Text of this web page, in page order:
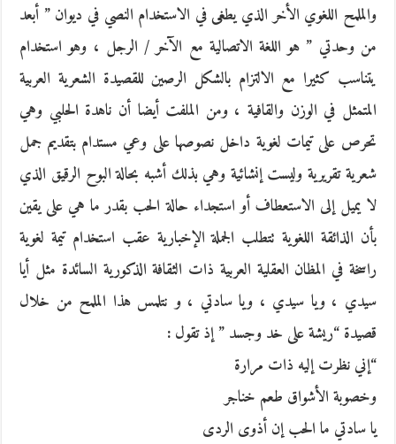
والملمح اللغوي الأخر الذي يطغى في الاستخدام النصي في ديوان ” أبعد
من وحدتي ” هو اللغة الاتصالية مع الآخر / الرجل ، وهو استخدام
يتناسب كثيرا مع الالتزام بالشكل الرصين للقصيدة الشعرية العربية
المتمثل في الوزن والقافية ، ومن الملفت أيضا أن ناهدة الحلبي وهي
تحرص على تيمات لغوية داخل نصوصها على وعي مستدام بتقديم جمل
شعرية تقريرية وليست إنشائية وهي بذلك أشبه بحالة البوح الرقيق الذي
لا يميل إلى الاستعطاف أو استجداء حالة الحب بقدر ما هي على يقين
بأن الذائقة اللغوية تتطلب الجملة الإخبارية عقب استخدام تيمة لغوية
راسخة في المظان العقلية العربية ذات الثقافة الذكورية السائدة مثل أيا
سيدي ، ويا سيدي ، ويا سادتي ، و نتلمس هذا الملمح من خلال
قصيدة “ريشة على خد وجسد ” إذ تقول :
“إني نظرت إليه ذات مرارة
وخصوبة الأشواق طعم خناجر
يا سادتي ما الحب إن أذوى الردى